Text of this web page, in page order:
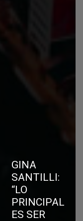
GINA
SANTILLI:
“LO
PRINCIPAL
ES SER